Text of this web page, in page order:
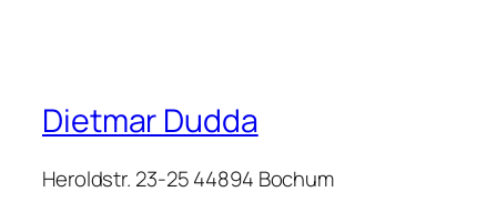
Dietmar Dudda
Heroldstr. 23-25 44894 Bochum